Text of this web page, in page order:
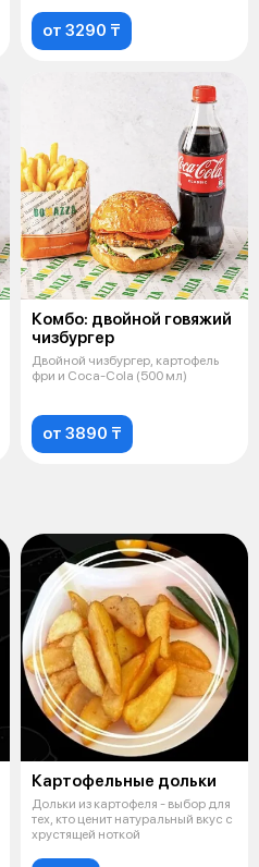
от 3290 ₸
Комбо: двойной говяжий
чизбургер
Двойной чизбургер, картофель
фри и Coca-Cola (500 мл)
от 3890 ₸
Картофельные дольки
Дольки из картофеля - выбор для
тех, кто ценит натуральный вкус с
хрустящей ноткой